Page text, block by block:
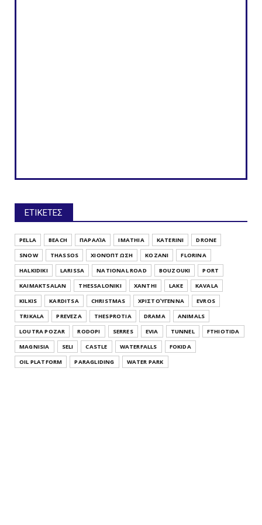
ΕΤΙΚΕΤΕΣ
PELLA BEACH ΠΑΡΑΛΊΑ IMATHIA KATERINI
DRONE
SNOW
THASSOS ΧΙΟΝΌΠΤΩΣΗ KOZANI
FLORINA
HALKIDIKI
LARISSA NATIONAL ROAD BOUZOUKI
PORT
KAIMAKTSALAN
THESSALONIKI XANTHI LAKE
KAVALA
KILKIS
KARDITSA CHRISTMAS ΧΡΙΣΤΟΎΓΕΝΝΑ
EVROS
TRIKALA
PREVEZA THESPROTIA DRAMA
ANIMALS
LOUTRA POZAR
RODOPI SERRES EVIA TUNNEL
FTHIOTIDA
MAGNISIA
SELI CASTLE WATERFALLS
FOKIDA
OIL PLATFORM
PARAGLIDING WATER PARK